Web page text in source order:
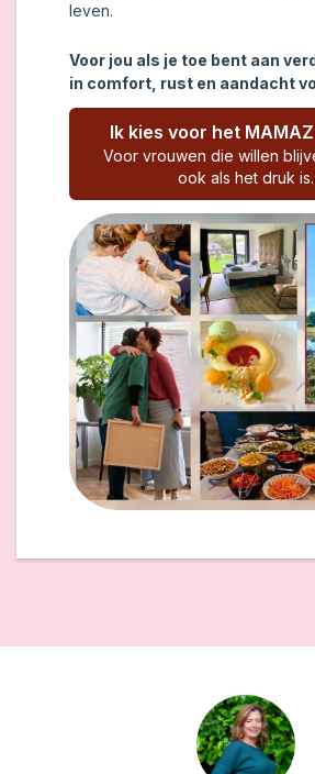
leven.
Voor jou als je toe bent aan
in comfort, rust en aandacht
Ik kies voor het
Voor vrouwen die willen
ook als het druk is.